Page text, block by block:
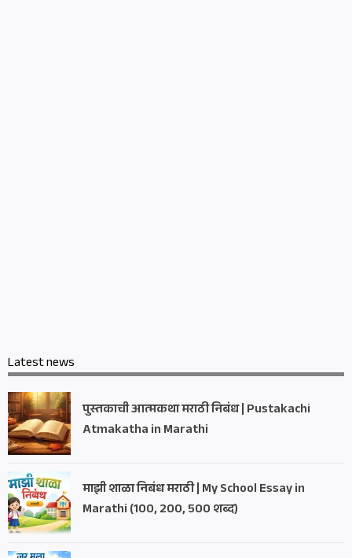
Latest news
पुस्तकाची आत्मकथा मराठी निबंध | Pustakachi
Atmakatha in Marathi
माझी शाळा निबंध मराठी | My School Essay in
Marathi (100, 200, 500 शब्द)